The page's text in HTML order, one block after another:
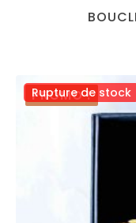
Rupture de stock
PROMO !